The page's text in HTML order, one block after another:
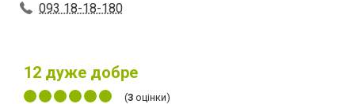
093 18-18-180
12 дуже добре
(3 оцінки)